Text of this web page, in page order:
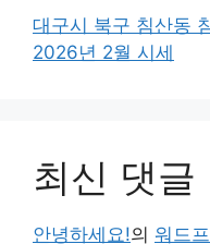
대구시 북구 침산동
2026년 2월 시세
최신 댓글
안녕하세요!의 워드